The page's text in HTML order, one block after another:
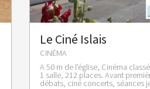
Le Ciné Islais
CINÉMA
A 50 m de l'église, Cinéma
1 salle, 212 places. Avant
débats, ciné concerts, séances